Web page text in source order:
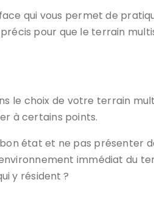
qui vous permet de
pour que le terrain
choix de votre terrain
à certains points.
état et ne pas présenter
immédiat du
y résident ?